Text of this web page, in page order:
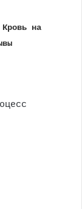
на